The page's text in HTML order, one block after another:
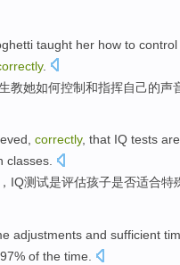
taught her how to control
.
教她如何控制和指挥自己的声
, correctly, that IQ tests are
classes.
， IQ测试是评估孩子是否适合特
adjustments and sufficient
97% of the time.